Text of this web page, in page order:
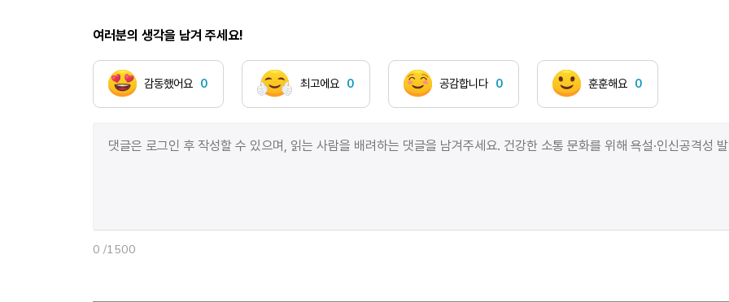
여러분의 생각을 남겨 주세요!
감동했어요 0 최고에요 0 공감합니다 0 훈훈해요 0
0 /1500